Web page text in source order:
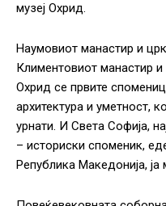
музеј Охрид.
Наумовиот манастир и
Климентовиот манастир
Охрид се првите
архитектура и уметност,
урнати. И Света Софија,
– историски споменик,
Република Македонија, ја